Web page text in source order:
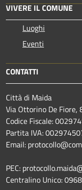
VIVERE IL COMUNE
Luoghi
Eventi
CONTATTI
Città di Maida
Via Ottorino De Fiore,
Codice Fiscale:
Partita IVA:
Email:
PEC:
Centralino Unico: